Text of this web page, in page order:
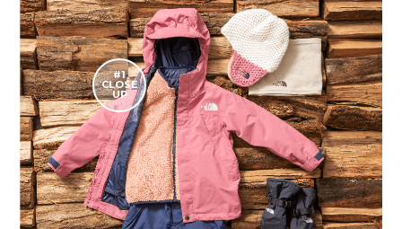
#1
CLOSE
UP